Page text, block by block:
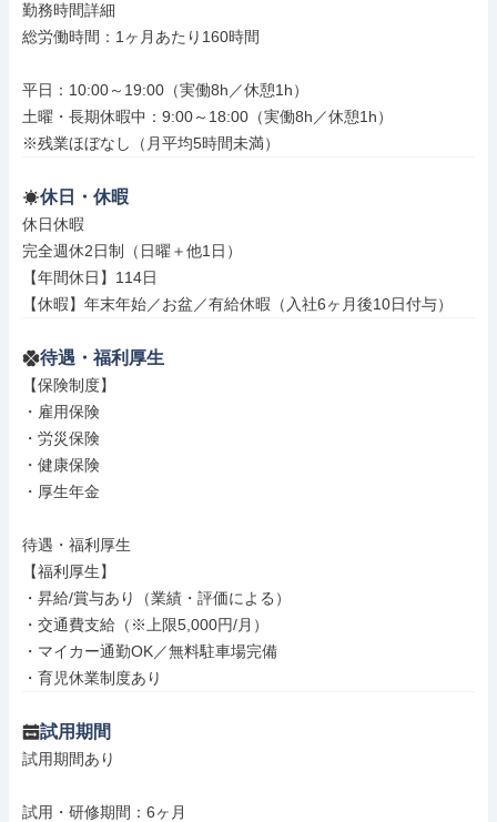
勤務時間詳細
総労働時間：1ヶ月あたり160時間
平日：10:00～19:00（実働8h／休憩1h）
土曜・長期休暇中：9:00～18:00（実働8h／休憩1h）
※残業ほぼなし（月平均5時間未満）
休日・休暇
休日休暇
完全週休2日制（日曜＋他1日）
【年間休日】114日
【休暇】年末年始／お盆／有給休暇（入社6ヶ月後10日付与）
待遇・福利厚生
【保険制度】
・雇用保険
・労災保険
・健康保険
・厚生年金
待遇・福利厚生
【福利厚生】
・昇給/賞与あり（業績・評価による）
・交通費支給（※上限5,000円/月）
・マイカー通勤OK／無料駐車場完備
・育児休業制度あり
試用期間
試用期間あり
試用・研修期間：6ヶ月